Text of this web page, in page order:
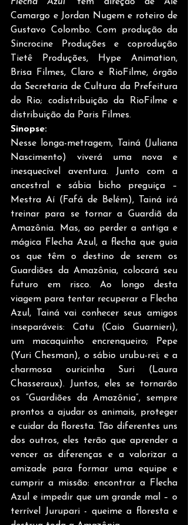
Camargo e Jordan Nugem e roteiro de
Gustavo Colombo. Com produção da
Sincrocine Produções e coprodução
Tietê Produções, Hype Animation,
Brisa Filmes, Claro e RioFilme, órgão
da Secretaria de Cultura da Prefeitura
do Rio; codistribuição da RioFilme e
distribuição da Paris Filmes.
Sinopse:
Nesse longa-metragem, Tainá (Juliana
Nascimento) viverá uma nova e
inesquecível aventura. Junto com a
ancestral e sábia bicho preguiça –
Mestra Aí (Fafá de Belém), Tainá irá
treinar para se tornar a Guardiã da
Amazônia. Mas, ao perder a antiga e
mágica Flecha Azul, a flecha que guia
os que têm o destino de serem os
Guardiões da Amazônia, colocará seu
futuro em risco. Ao longo desta
viagem para tentar recuperar a Flecha
Azul, Tainá vai conhecer seus amigos
inseparáveis: Catu (Caio Guarnieri),
um macaquinho encrenqueiro; Pepe
(Yuri Chesman), o sábio urubu-rei; e a
charmosa ouricinha Suri (Laura
Chasseraux). Juntos, eles se tornarão
os “Guardiões da Amazônia”, sempre
prontos a ajudar os animais, proteger
e cuidar da floresta. Tão diferentes uns
dos outros, eles terão que aprender a
vencer as diferenças e a valorizar a
amizade para formar uma equipe e
cumprir a missão: encontrar a Flecha
Azul e impedir que um grande mal – o
terrível Jurupari - queime a floresta e